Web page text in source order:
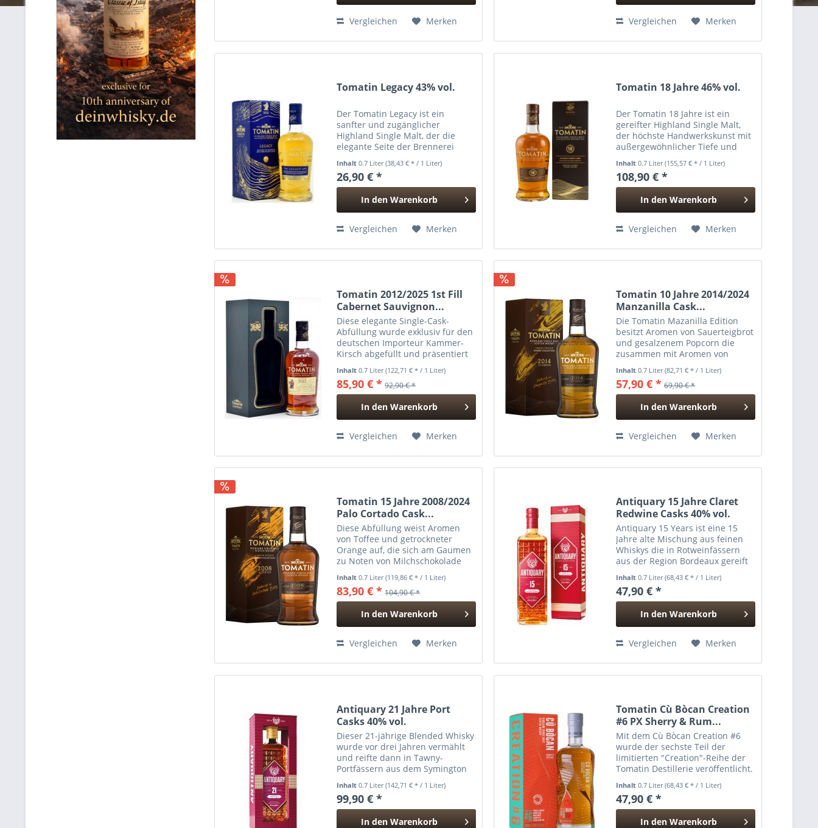
Hinzugefügt
Vergleichen Merken
Hinzugefügt
Vergleichen Merken
Tomatin Legacy 43% vol.
Der Tomatin Legacy ist ein
sanfter und zugänglicher
Highland Single Malt, der die
elegante Seite der Brennerei
Kombination aus ehemaligen
Bourbonfässern und Virgin Oak
Casks, vereint er klassische...
Inhalt0.7 Liter(38,43 € * / 1 Liter)
26,90 € *
In den Warenkorb
Hinzugefügt
Vergleichen Merken
Tomatin 18 Jahre 46% vol.
Der Tomatin 18 Jahre ist ein
gereifter Highland Single Malt,
der höchste Handwerkskunst mit
außergewöhnlicher Tiefe und
langen Reifung in traditionellen
Ex-Bourbonfässern erhält er sein
beeindruckendes...
Inhalt0.7 Liter(155,57 € * / 1 Liter)
108,90 € *
In den Warenkorb
Hinzugefügt
Vergleichen Merken
Tomatin 2012/2025 1st Fill
Cabernet Sauvignon...
Diese elegante Single-Cask-
Abfüllung wurde exklusiv für den
deutschen Importeur Kammer-
Kirsch abgefüllt und präsentiert
2012 destilliert wurde und 2025
nach 12 Jahren Reifezeit in
natürlicher Fassstärke mit...
Inhalt0.7 Liter(122,71 € * / 1 Liter)
85,90 € * 92,90 € *
In den Warenkorb
Hinzugefügt
Vergleichen Merken
Tomatin 10 Jahre 2014/2024
Manzanilla Cask...
Die Tomatin Mazanilla Edition
besitzt Aromen von Sauerteigbrot
und gesalzenem Popcorn die
zusammen mit Aromen von
Grapefruit, Ahornsirup und
gesalzener Walnuss perfekt am
Gaumen harmonieren. Der
Abgang ist...
Inhalt0.7 Liter(82,71 € * / 1 Liter)
57,90 € * 69,90 € *
In den Warenkorb
Hinzugefügt
Vergleichen Merken
Tomatin 15 Jahre 2008/2024
Palo Cortado Cask...
Diese Abfüllung weist Aromen
von Toffee und getrockneter
Orange auf, die sich am Gaumen
zu Noten von Milchschokolade
Obstbrot entwickeln. Der Abgang
ist komplex und würzig mit
schwarzem Tee und
Ingwerwurzel....
Inhalt0.7 Liter(119,86 € * / 1 Liter)
83,90 € * 104,90 € *
In den Warenkorb
Hinzugefügt
Vergleichen Merken
Antiquary 15 Jahre Claret
Redwine Casks 40% vol.
Antiquary 15 Years ist eine 15
Jahre alte Mischung aus feinen
Whiskys die in Rotweinfässern
aus der Region Bordeaux gereift
Leder, Pfeifentabak, kandierte
Orange, gegrillte Pfirsiche und
Nelken....
Inhalt0.7 Liter(68,43 € * / 1 Liter)
47,90 € *
In den Warenkorb
Hinzugefügt
Vergleichen Merken
Antiquary 21 Jahre Port
Casks 40% vol.
Dieser 21-jährige Blended Whisky
wurde vor drei Jahren vermählt
und reifte dann in Tawny-
Portfässern aus dem Symington
Aroma : Kampfer, geschnittenes
Heu, brennendes Heidekraut,
dunkler Mokka, Safran und...
Inhalt0.7 Liter(142,71 € * / 1 Liter)
99,90 € *
In den Warenkorb
Tomatin Cù Bòcan Creation
#6 PX Sherry & Rum...
Mit dem Cù Bòcan Creation #6
wurde der sechste Teil der
limitierten "Creation"-Reihe der
Tomatin Destillerie veröffentlicht.
innovativen Reifungen zu
experimentieren und Whiskys
voller Spannung und...
Inhalt0.7 Liter(68,43 € * / 1 Liter)
47,90 € *
In den Warenkorb